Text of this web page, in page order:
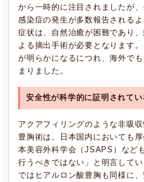
から一時的に注目されましたが
感染症の発生が多数報告される
症状は、自然治癒が困難であり
よる摘出手術が必要となります
が明らかになるにつれ、海外で
まりました。
安全性が科学的に証明されてい
アクアフィリングのような非吸
豊胸術は、日本国内においても
本美容外科学会（JSAPS）など
行うべきではない」と明言して
ではヒアルロン酸豊胸も同様に